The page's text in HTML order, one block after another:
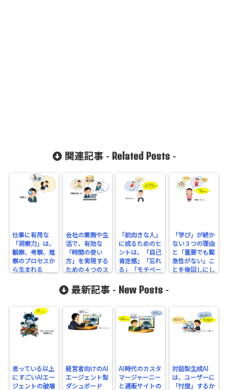
関連記事 - Related Posts-
仕事に有用な
「洞察力」は、
観察、考察、推
察のプロセスか
ら生まれる
会社の業務や生
活で、有効な
「時間の使い
方」を実現する
ための４つのス
「前向きな人」
に成るためのヒ
ントは、「自己
肯定感」「忘れ
る」「モチベー
「学び」が続か
ない３つの理由
と「重要でも緊
急性がない」こ
とを後回しにし
最新記事 - New Posts -
思っている以上
にすごいAIエー
ジェントの破壊
経営者向けのAI
エージェント型
ダシュボード
AI時代のカスタ
マージャーニー
と通販サイトの
対話型生成AI
は、ユーザーに
「忖度」するか